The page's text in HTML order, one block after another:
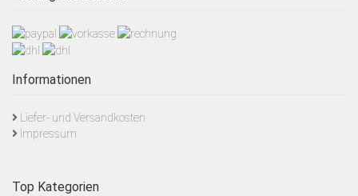
Informationen
Liefer- und Versandkosten
Impressum
Top Kategorien